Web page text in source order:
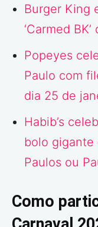
Burger King
‘Carmed
Popeyes
Paulo com
dia 25 de
Habib’s
bolo gigante
Paulos ou
Como